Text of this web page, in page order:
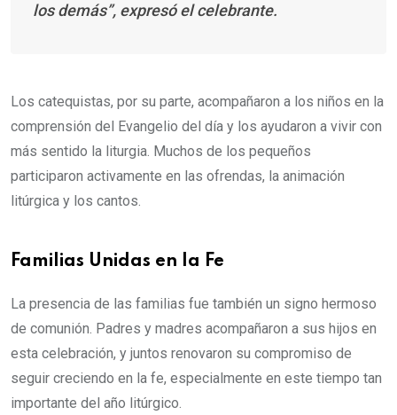
los demás”, expresó el celebrante.
Los catequistas, por su parte, acompañaron a los niños en la
comprensión del Evangelio del día y los ayudaron a vivir con
más sentido la liturgia. Muchos de los pequeños
participaron activamente en las ofrendas, la animación
litúrgica y los cantos.
Familias Unidas en la Fe
La presencia de las familias fue también un signo hermoso
de comunión. Padres y madres acompañaron a sus hijos en
esta celebración, y juntos renovaron su compromiso de
seguir creciendo en la fe, especialmente en este tiempo tan
importante del año litúrgico.